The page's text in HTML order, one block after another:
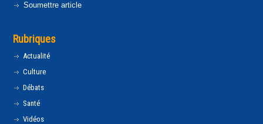
Soumettre article
Rubriques
Actualité
Culture
Débats
Santé
Vidéos